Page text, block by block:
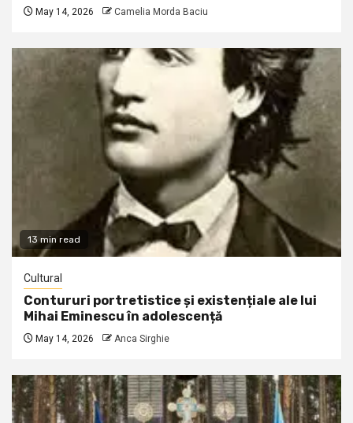
May 14, 2026 Camelia Morda Baciu
13 min read
Cultural
Contururi portretistice și existențiale ale lui
Mihai Eminescu în adolescență
May 14, 2026 Anca Sirghie